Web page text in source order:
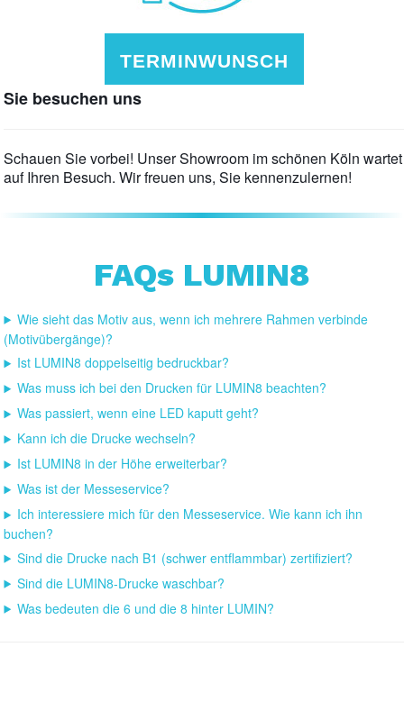
TERMINWUNSCH
Sie besuchen uns
Schauen Sie vorbei! Unser Showroom im schönen Köln wartet
auf Ihren Besuch. Wir freuen uns, Sie kennenzulernen!
FAQs LUMIN8
Wie sieht das Motiv aus, wenn ich mehrere Rahmen verbinde
(Motivübergänge)?
Ist LUMIN8 doppelseitig bedruckbar?
Was muss ich bei den Drucken für LUMIN8 beachten?
Was passiert, wenn eine LED kaputt geht?
Kann ich die Drucke wechseln?
Ist LUMIN8 in der Höhe erweiterbar?
Was ist der Messeservice?
Ich interessiere mich für den Messeservice. Wie kann ich ihn
buchen?
Sind die Drucke nach B1 (schwer entflammbar) zertifiziert?
Sind die LUMIN8-Drucke waschbar?
Was bedeuten die 6 und die 8 hinter LUMIN?